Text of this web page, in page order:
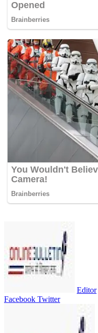
Editor
Facebook TwitterLinkedIn
Share
Print